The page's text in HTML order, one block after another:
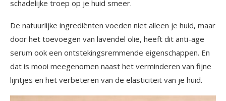
schadelijke troep op je huid smeer.
De natuurlijke ingrediënten voeden niet alleen je huid, maar
door het toevoegen van lavendel olie, heeft dit anti-age
serum ook een ontstekingsremmende eigenschappen. En
dat is mooi meegenomen naast het verminderen van fijne
lijntjes en het verbeteren van de elasticiteit van je huid.